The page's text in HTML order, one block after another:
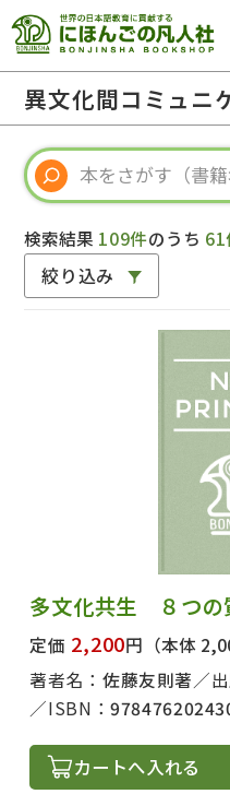
異文化間コミュニ
検索結果 109件のうち
絞り込み
多文化共生 ８つの
定価 2,200円 （本体
著者名： 佐藤友則著
ISBN：
カートへ入れる